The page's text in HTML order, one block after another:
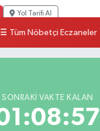
Yol Tarifi Al
Tüm Nöbetçi Eczaneler
SONRAKI VAKTE KALAN